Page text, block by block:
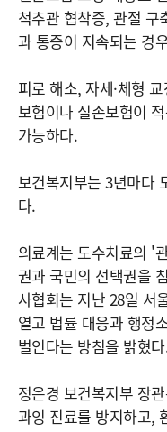
척추관 협착증, 관절 구
과 통증이 지속되는 경
피로 해소, 자세·체형
보험이나 실손보험이
가능하다.
보건복지부는 3년마다
다.
의료계는 도수치료의 '
권과 국민의 선택권을
사협회는 지난 28일 서
열고 법률 대응과 행정
벌인다는 방침을 밝혔
정은경 보건복지부 장
과잉 진료를 방지하고,